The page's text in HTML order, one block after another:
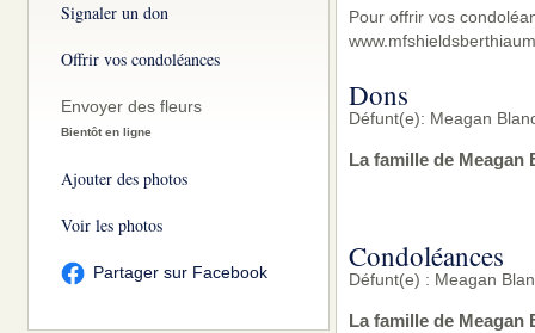
Signaler un don
Offrir vos condoléances
Envoyer des fleurs
Bientôt en ligne
Ajouter des photos
Voir les photos
Partager sur Facebook
Pour offrir vos
Dons
Défunt(e): Meagan
La famille de
Condoléances
Défunt(e) : Meagan
La famille de